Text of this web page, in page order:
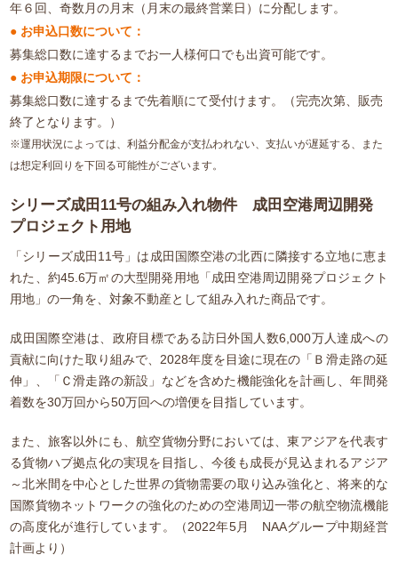
年６回、奇数月の月末（月末の最終営業日）に分配します。
● お申込口数について：
募集総口数に達するまでお一人様何口でも出資可能です。
● お申込期限について：
募集総口数に達するまで先着順にて受付けます。（完売次第、販売
終了となります。）
※運用状況によっては、利益分配金が支払われない、支払いが遅延する、また
は想定利回りを下回る可能性がございます。
シリーズ成田11号の組み入れ物件 成田空港周辺開発
プロジェクト用地
「シリーズ成田11号」は成田国際空港の北西に隣接する立地に恵ま
れた、約45.6万㎡の大型開発用地「成田空港周辺開発プロジェクト
用地」の一角を、対象不動産として組み入れた商品です。
成田国際空港は、政府目標である訪日外国人数6,000万人達成への
貢献に向けた取り組みで、2028年度を目途に現在の「Ｂ滑走路の延
伸」、「Ｃ滑走路の新設」などを含めた機能強化を計画し、年間発
着数を30万回から50万回への増便を目指しています。
また、旅客以外にも、航空貨物分野においては、東アジアを代表す
る貨物ハブ拠点化の実現を目指し、今後も成長が見込まれるアジア
～北米間を中心とした世界の貨物需要の取り込み強化と、将来的な
国際貨物ネットワークの強化のための空港周辺一帯の航空物流機能
の高度化が進行しています。（2022年5月 NAAグループ中期経営
計画より）